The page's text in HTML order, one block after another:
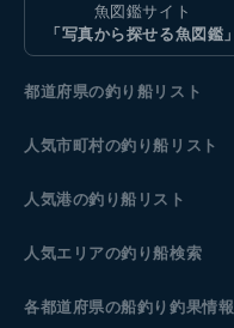
魚図鑑サイト
「写真から探せる魚図鑑」
都道府県の釣り船リスト
人気市町村の釣り船リスト
人気港の釣り船リスト
人気エリアの釣り船検索
各都道府県の船釣り釣果情報